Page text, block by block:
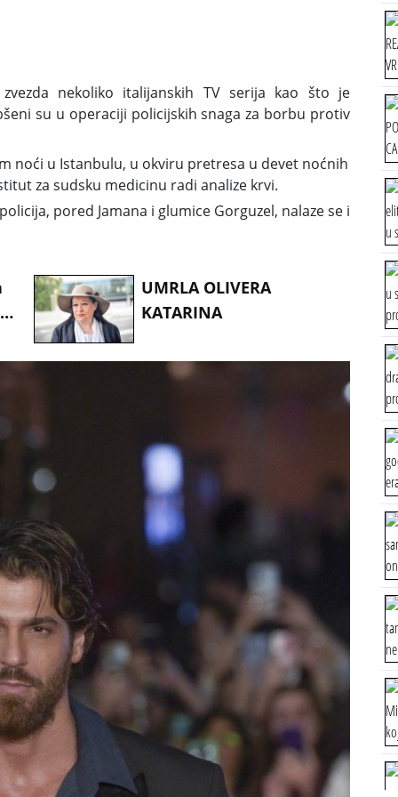
nekoliko italijanskih TV serija kao što je
su u operaciji policijskih snaga za borbu protiv
noći u Istanbulu, u okviru pretresa u devet noćnih
za sudsku medicinu radi analize krvi.
pored Jamana i glumice Gorguzel, nalaze se i
UMRLA OLIVERA
KATARINA